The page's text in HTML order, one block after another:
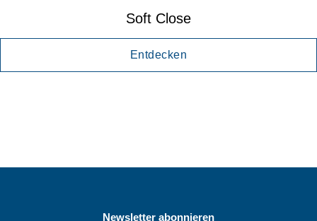
Soft Close
Entdecken
Newsletter abonnieren